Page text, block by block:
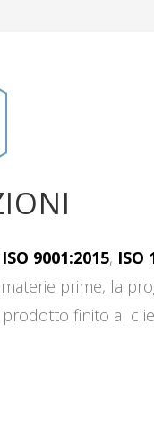
ISO 9001:2015, ISO
prime, la
finito al